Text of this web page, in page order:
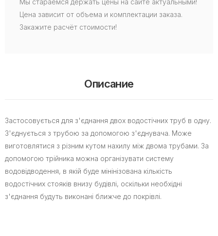
Мы стараемся держать цены на сайте актуальными!
Цена зависит от объема и комплектации заказа.
Закажите расчёт стоимости!
Описание
Застосовується для з'єднання двох водостічних труб в одну.
З'єднується з трубою за допомогою з'єднувача. Може
виготовлятися з різним кутом нахилу між двома трубами. За
допомогою трійника можна організувати систему
водовідводення, в якій буде мінінізована кількість
водостічних стояків внизу будівлі, оскільки необхідні
з'єднання будуть виконані ближче до покрівлі.